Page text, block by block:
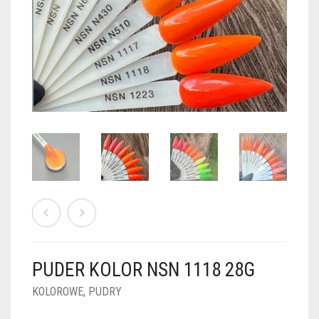
PUDRY BROKATOWE
PUDRY Z DROBINKAMI
PUDRY KOLOR PUR
PUDRY BUDUJĄCE
PUDRY DO FRENCH
PUDRY GALAXY
PUDRY SPARKLE
PUDRY TERMICZNE
PUDRY ŚWIECĄCE
FOIL DIP
KOSZYK
PUDER KOLOR NSN 1118 28G
KOLOROWE, PUDRY